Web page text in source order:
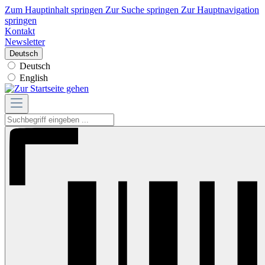
Zum Hauptinhalt springen Zur Suche springen Zur Hauptnavigation
springen
Kontakt
Newsletter
Deutsch
Deutsch
English